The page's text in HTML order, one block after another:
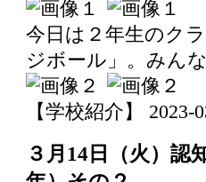
今日は２年生のク
ジボール」。みん
【学校紹介】 2023-
３月14日（火）認